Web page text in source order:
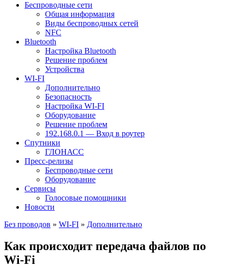
Беспроводные сети
Общая информация
Виды беспроводных сетей
NFC
Bluetooth
Настройка Bluetooth
Решение проблем
Устройства
WI-FI
Дополнительно
Безопасность
Настройка WI-FI
Оборудование
Решение проблем
192.168.0.1 — Вход в роутер
Спутники
ГЛОНАСС
Пресс-релизы
Беспроводные сети
Оборудование
Сервисы
Голосовые помощники
Новости
Без проводов » WI-FI » Дополнительно
Как происходит передача файлов по
Wi-Fi